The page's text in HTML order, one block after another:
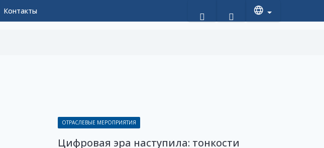
Контакты
ОТРАСЛЕВЫЕ МЕРОПРИЯТИЯ
Цифровая эра наступила: тонкости